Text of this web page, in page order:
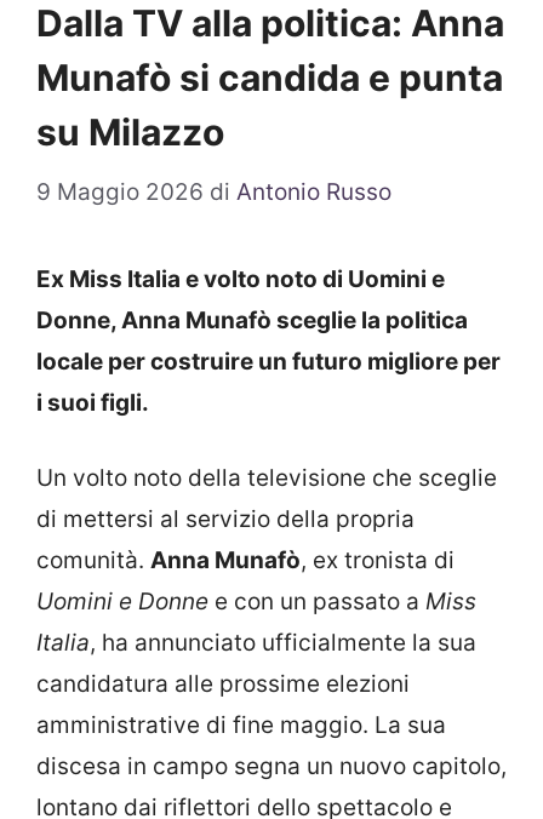
Dalla TV alla politica: Anna
Munafò si candida e punta
su Milazzo
9 Maggio 2026 di Antonio Russo
Ex Miss Italia e volto noto di Uomini e
Donne, Anna Munafò sceglie la politica
locale per costruire un futuro migliore per
i suoi figli.
Un volto noto della televisione che sceglie
di mettersi al servizio della propria
comunità. Anna Munafò, ex tronista di
Uomini e Donne e con un passato a Miss
Italia, ha annunciato ufficialmente la sua
candidatura alle prossime elezioni
amministrative di fine maggio. La sua
discesa in campo segna un nuovo capitolo,
lontano dai riflettori dello spettacolo e